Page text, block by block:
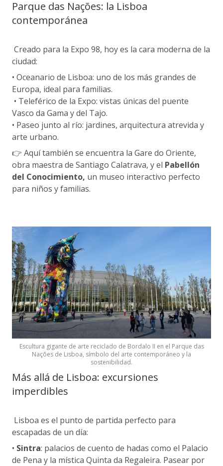
Parque das Nações: la Lisboa
contemporánea
Creado para la Expo 98, hoy es la cara moderna de la
ciudad:
• Oceanario de Lisboa: uno de los más grandes de
Europa, ideal para familias.
• Teleférico de la Expo: vistas únicas del puente
Vasco da Gama y del Tajo.
• Paseo junto al río: jardines, arquitectura atrevida y
arte urbano.
👉 Aquí también se encuentra la Gare do Oriente,
obra maestra de Santiago Calatrava, y el Pabellón
del Conocimiento, un museo interactivo perfecto
para niños y familias.
Escultura gigante de arte reciclado de Bordalo II en el Parque das
Nações de Lisboa, símbolo del arte contemporáneo y la
sostenibilidad.
Más allá de Lisboa: excursiones
imperdibles
Lisboa es el punto de partida perfecto para
escapadas de un día:
• Sintra: palacios de cuento de hadas como el Palacio
de Pena y la mística Quinta da Regaleira. Pasear por